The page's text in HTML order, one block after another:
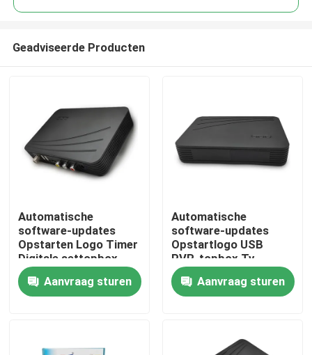
Thuis
VR-show
Geadviseerde Producten
Automatische
software-updates
Opstarten Logo Timer
Digitale settopbox
Digitale tv-settopbox
Aanvraag sturen
Automatische
software-updates
Opstartlogo USB
PVR-topbox Tv
digitale kabelset-
topboxAanvraag sturen